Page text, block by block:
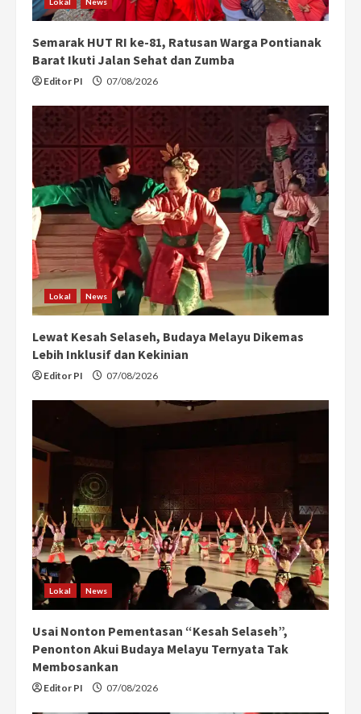
Semarak HUT RI ke-81, Ratusan Warga Pontianak
Barat Ikuti Jalan Sehat dan Zumba
Editor PI 07/08/2026
Lokal News
Lewat Kesah Selaseh, Budaya Melayu Dikemas
Lebih Inklusif dan Kekinian
Editor PI 07/08/2026
Lokal News
Usai Nonton Pementasan “Kesah Selaseh”,
Penonton Akui Budaya Melayu Ternyata Tak
Membosankan
Editor PI 07/08/2026